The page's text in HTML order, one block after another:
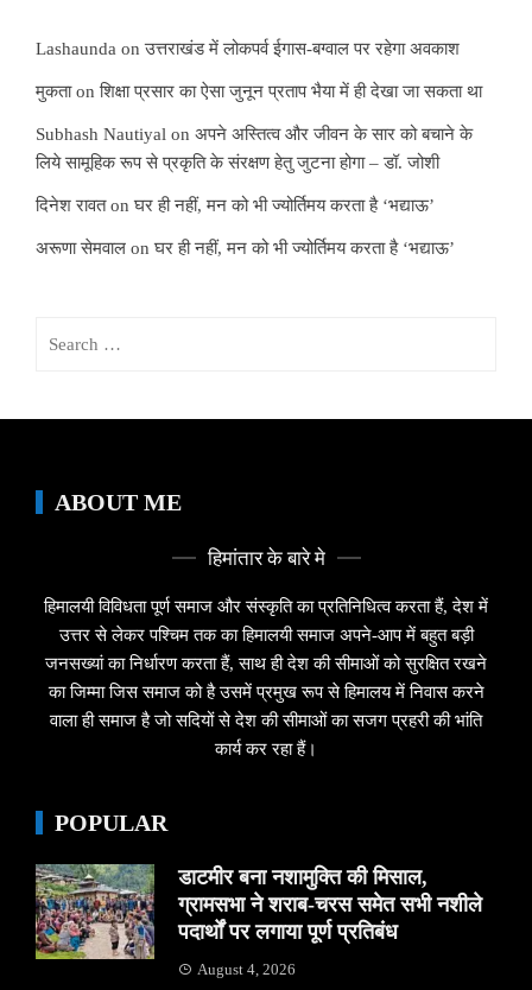
Lashaunda onउत्तराखंड में लोकपर्व ईगास-बग्वाल पर रहेगा अवकाश
मुकताonशिक्षा प्रसार का ऐसा जुनून प्रताप भैया में ही देखा जा सकता था
Subhash Nautiyal on अपने अस्तित्व और जीवन के सार को बचाने के
लिये सामूहिक रूप से प्रकृति के संरक्षण हेतु जुटना होगा – डॉ. जोशी
दिनेश रावतonघर ही नहीं, मन को भी ज्योर्तिमय करता है ‘भद्याऊ’
अरूणा सेमवाल onघर ही नहीं, मन को भी ज्योर्तिमय करता है ‘भद्याऊ’
ABOUT ME
हिमांतार के बारे मे
हिमालयी विविधता पूर्ण समाज और संस्कृति का प्रतिनिधित्व करता हैं, देश में
उत्तर से लेकर पश्चिम तक का हिमालयी समाज अपने-आप में बहुत बड़ी
जनसख्यां का निर्धारण करता हैं, साथ ही देश की सीमाओं को सुरक्षित रखने
का जिम्मा जिस समाज को है उसमें प्रमुख रूप से हिमालय में निवास करने
वाला ही समाज है जो सदियों से देश की सीमाओं का सजग प्रहरी की भांति
कार्य कर रहा हैं।
POPULAR
डाटमीर बना नशामुक्ति की मिसाल,
ग्रामसभा ने शराब-चरस समेत सभी नशीले
पदार्थों पर लगाया पूर्ण प्रतिबंध
August 4, 2026